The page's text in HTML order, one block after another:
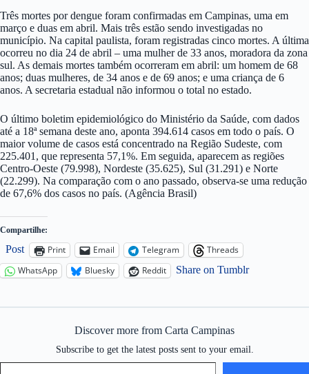
Três mortes por dengue foram confirmadas em Campinas, uma em
março e duas em abril. Mais três estão sendo investigadas no
município. Na capital paulista, foram registradas cinco mortes. A última
ocorreu no dia 24 de abril – uma mulher de 33 anos, moradora da zona
sul. As demais mortes também ocorreram em abril: um homem de 68
anos; duas mulheres, de 34 anos e de 69 anos; e uma criança de 6
anos. A secretaria estadual não informou o total no estado.
O último boletim epidemiológico do Ministério da Saúde, com dados
até a 18ª semana deste ano, aponta 394.614 casos em todo o país. O
maior volume de casos está concentrado na Região Sudeste, com
225.401, que representa 57,1%. Em seguida, aparecem as regiões
Centro-Oeste (79.998), Nordeste (35.625), Sul (31.291) e Norte
(22.299). Na comparação com o ano passado, observa-se uma redução
de 67,6% dos casos no país. (Agência Brasil)
Compartilhe:
Post Print Email Telegram
Threads
WhatsApp
Bluesky Reddit Share on Tumblr
Discover more from Carta Campinas
Subscribe to get the latest posts sent to your email.
Type your email…